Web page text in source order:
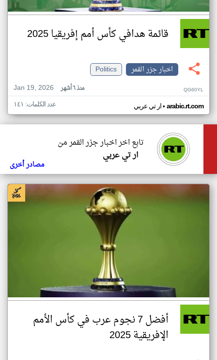
قائمة هدافي كأس أمم إفريقيا 2025
اخبار جزر القمر
Politics
Jan 19, 2026
منذ ٦ أشهر QG60YL
ار تي عربي• arabic.rt.com عدد الكلمات: ١٤١
تابع اخر اخبار جزر القمر من
ار تي عربي
مصادر أخرى
أفضل 7 نجوم عرب في كأس الأمم
الإفريقية 2025